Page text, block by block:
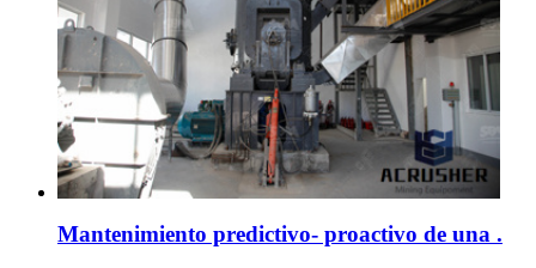
Mantenimiento predictivo- proactivo de una .